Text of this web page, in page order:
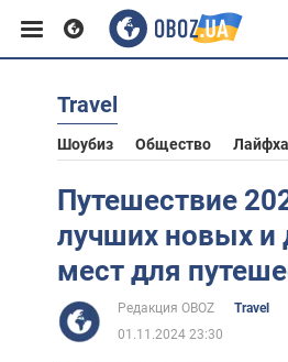
Европа
США
Азия
Африка
Travel
Шоубиз Общество
Путешествие
лучших новых и
мест для
Редакция OBOZ
Travel
01.11.2024 23:30